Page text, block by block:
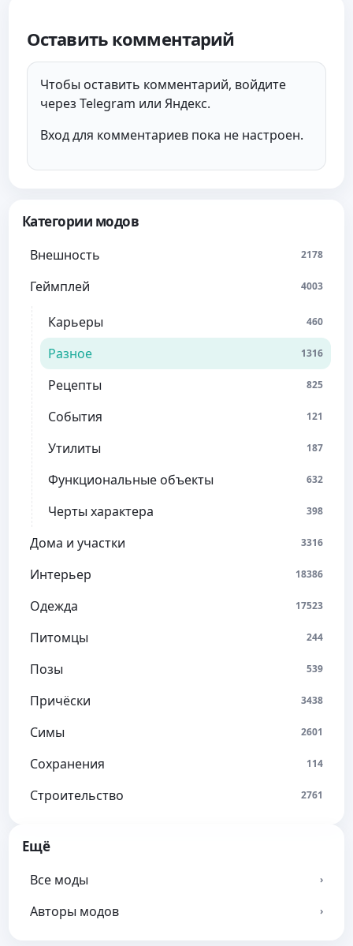
Категории модов
Внешность 2178
Геймплей 4003
Карьеры 460
Разное 1316
Рецепты 825
События 121
Утилиты 187
Функциональные объекты 632
Черты характера 398
Дома и участки 3316
Интерьер 18386
Одежда 17523
Питомцы 244
Позы 539
Причёски 3438
Симы 2601
Сохранения 114
Строительство 2761
Ещё
Все моды ›
Авторы модов ›
Оставить комментарий
Чтобы оставить комментарий, войдите
через Telegram или Яндекс.
Вход для комментариев пока не настроен.